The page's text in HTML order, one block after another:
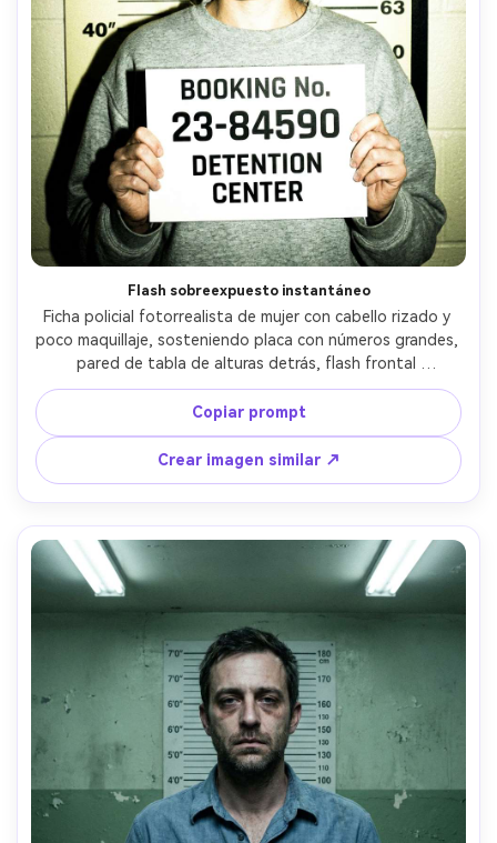
Flash sobreexpuesto instantáneo
Ficha policial fotorrealista de mujer con cabello rizado y
poco maquillaje, sosteniendo placa con números grandes,
pared de tabla de alturas detrás, flash frontal
sobreexpuesto intencionalmente con brillos quemados y
sombras duras, realismo de estilo tabloide, tomada con
35mm, recorte cerrado de pecho, grano fuerte y contraste
--ar 4:5
Copiar prompt
Crear imagen similar ↗